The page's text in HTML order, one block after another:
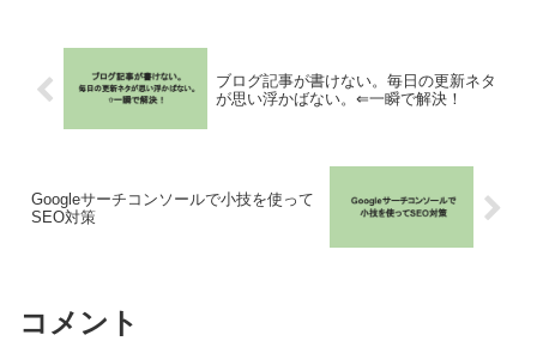
ブログ記事が書けない。毎日の更新ネタ
が思い浮かばない。⇐一瞬で解決！
Googleサーチコンソールで小技を使って
SEO対策
コメント